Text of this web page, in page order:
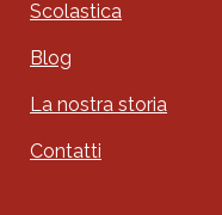
Scolastica
Blog
La nostra storia
Contatti